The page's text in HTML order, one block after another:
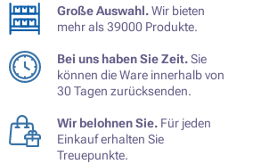
Große Auswahl.Wir bieten
mehr als 39000 Produkte.
Bei uns haben Sie Zeit.Sie
können die Ware innerhalb von
30 Tagen zurücksenden.
Wir belohnen Sie. Für jeden
Einkauf erhalten Sie
Treuepunkte.